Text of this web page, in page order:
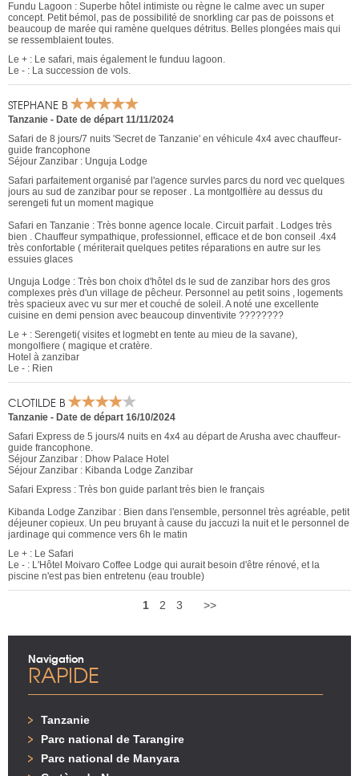
Fundu Lagoon : Superbe hôtel intimiste ou règne le calme avec un super
concept. Petit bémol, pas de possibilité de snorkling car pas de poissons et
beaucoup de marée qui ramène quelques détritus. Belles plongées mais qui
se ressemblaient toutes.
Le + : Le safari, mais également le funduu lagoon.
Le - : La succession de vols.
STEPHANE B
Tanzanie - Date de départ 11/11/2024
Safari de 8 jours/7 nuits 'Secret de Tanzanie' en véhicule 4x4 avec chauffeur-
guide francophone
Séjour Zanzibar : Unguja Lodge
Safari parfaitement organisé par l'agence survles parcs du nord vec quelques
jours au sud de zanzibar pour se reposer . La montgolfière au dessus du
serengeti fut un moment magique
Safari en Tanzanie : Très bonne agence locale. Circuit parfait . Lodges très
bien . Chauffeur sympathique, professionnel, efficace et de bon conseil .4x4
très confortable ( mériterait quelques petites réparations en autre sur les
essuies glaces
Unguja Lodge : Très bon choix d'hôtel ds le sud de zanzibar hors des gros
complexes près d'un village de pêcheur. Personnel au petit soins , logements
très spacieux avec vu sur mer et couché de soleil. A noté une excellente
cuisine en demi pension avec beaucoup dinventivite ????????
Le + : Serengeti( visites et logmebt en tente au mieu de la savane),
mongolfiere ( magique et cratère.
Hotel à zanzibar
Le - : Rien
CLOTILDE B
Tanzanie - Date de départ 16/10/2024
Safari Express de 5 jours/4 nuits en 4x4 au départ de Arusha avec chauffeur-
guide francophone.
Séjour Zanzibar : Dhow Palace Hotel
Séjour Zanzibar : Kibanda Lodge Zanzibar
Safari Express : Très bon guide parlant très bien le français
Kibanda Lodge Zanzibar : Bien dans l'ensemble, personnel très agréable, petit
déjeuner copieux. Un peu bruyant à cause du jaccuzi la nuit et le personnel de
jardinage qui commence vers 6h le matin
Le + : Le Safari
Le - : L'Hôtel Moivaro Coffee Lodge qui aurait besoin d'être rénové, et la
piscine n'est pas bien entretenu (eau trouble)
1 2 3 >>
Navigation
RAPIDE
Tanzanie
Parc national de Tarangire
Parc national de Manyara